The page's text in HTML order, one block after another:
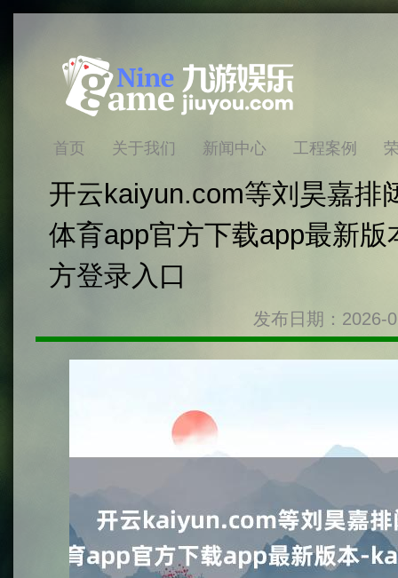
首页 关于我们 新闻中心 工程案例
开云kaiyun.com等刘昊嘉排
体育app官方下载app最新
方登录入口
发布日期：